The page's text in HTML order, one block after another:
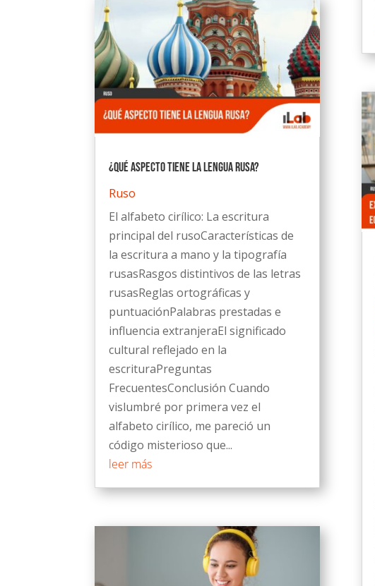
¿Qué aspecto tiene la lengua rusa?
Ruso
El alfabeto cirílico: La escritura
principal del rusoCaracterísticas de
la escritura a mano y la tipografía
rusasRasgos distintivos de las letras
rusasReglas ortográficas y
puntuaciónPalabras prestadas e
influencia extranjeraEl significado
cultural reflejado en la
escrituraPreguntas
FrecuentesConclusión Cuando
vislumbré por primera vez el
alfabeto cirílico, me pareció un
código misterioso que...
leer más